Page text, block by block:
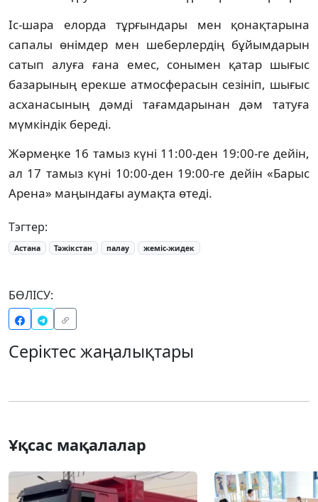
Іс-шара елорда тұрғындары мен қонақтарына
сапалы өнімдер мен шеберлердің бұйымдарын
сатып алуға ғана емес, сонымен қатар шығыс
базарының ерекше атмосферасын сезініп, шығыс
асханасының дәмді тағамдарынан дәм татуға
мүмкіндік береді.
Жәрмеңке 16 тамыз күні 11:00-ден 19:00-ге дейін,
ал 17 тамыз күні 10:00-ден 19:00-ге дейін «Барыс
Арена» маңындағы аумақта өтеді.
Тэгтер:
Астана Тәжікстан палау жеміс-жидек
БӨЛІСУ:
Серіктес жаңалықтары
Ұқсас мақалалар